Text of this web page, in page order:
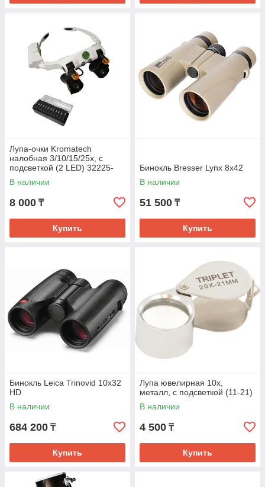
Лупа-очки Kromatech
налобная 3/10/15/25x, с
подсветкой (2 LED) 32225-
21SX
В наличии
8 000 ₸
Купить
Бинокль Bresser Lynx 8x42
В наличии
51 500 ₸
Купить
Бинокль Leica Trinovid 10x32
HD
В наличии
684 200 ₸
Купить
Лупа ювелирная 10x,
металл, с подсветкой (11-21)
В наличии
4 500 ₸
Купить